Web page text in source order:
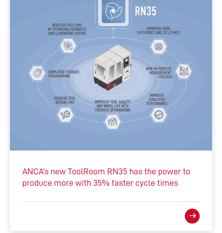
ANCA’s new ToolRoom RN35 has the power to
produce more with 35% faster cycle times